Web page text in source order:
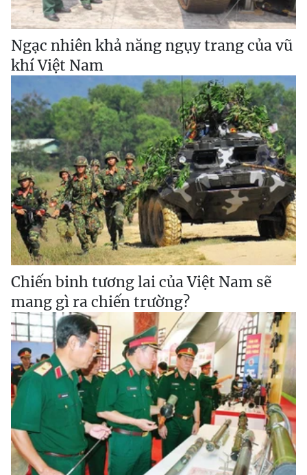
Ngạc nhiên khả năng ngụy trang của vũ
khí Việt Nam
Chiến binh tương lai của Việt Nam sẽ
mang gì ra chiến trường?